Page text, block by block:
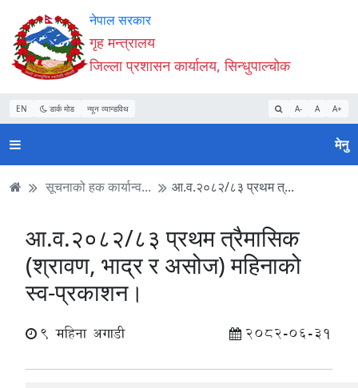
Accessibility
Mode
सुरु
गर्नुहोस्
सामाग्री
पढ्नुहाेस्
नेभिगेसन
पढ्नुहाेस्
वेबसाइट
खोजमा
जानुहोस्
नेपाल सरकार
गृह मन्त्रालय
जिल्ला प्रशासन कार्यालय, सिन्धुपाल्चोक
EN डार्क मोड न्यून व्यान्डविथ A- A A+
मेनु
सूचनाको हक कार्यान्व... आ.व.२०८२/८३ प्रथम त्...
आ.व.२०८२/८३ प्रथम त्रैमासिक
(श्रावण, भाद्र र असोज) महिनाको
स्व-प्रकाशन।
9 महिना अगाडी 2082-06-31